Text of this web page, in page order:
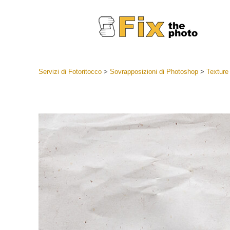
Servizi
Collezioni
Migliori
Deal
Servizi di Fotoritocco> Sovrapposizioni di Photoshop>